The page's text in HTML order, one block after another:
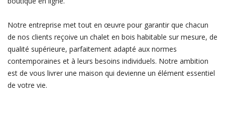
Notre entreprise met tout en œuvre pour garantir que chacun
de nos clients reçoive un chalet en bois habitable sur mesure, de
qualité supérieure, parfaitement adapté aux normes
contemporaines et à leurs besoins individuels. Notre ambition
est de vous livrer une maison qui devienne un élément essentiel
de votre vie.